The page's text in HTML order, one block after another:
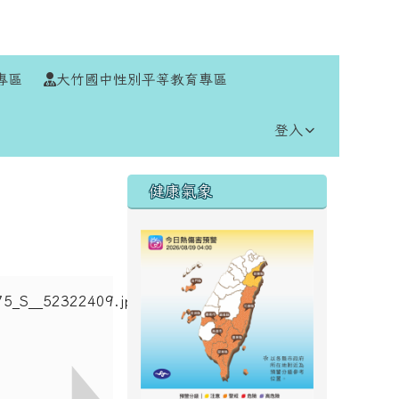
區 大竹國中性別平等教育專區
登入
右邊區域內容
健康氣象